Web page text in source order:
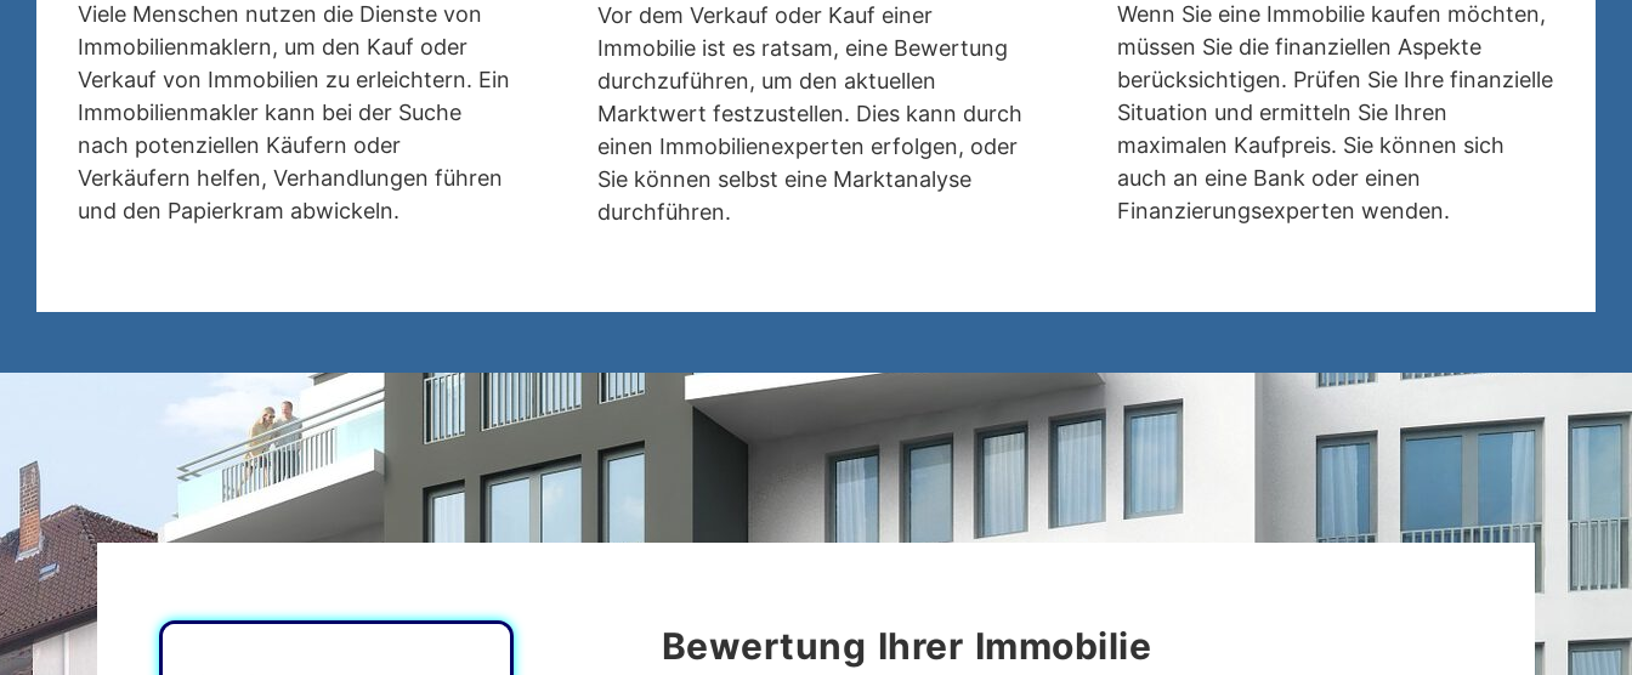
Viele Menschen nutzen die Dienste von
Immobilienmaklern, um den Kauf oder
Verkauf von Immobilien zu erleichtern. Ein
Immobilienmakler kann bei der Suche
nach potenziellen Käufern oder
Verkäufern helfen, Verhandlungen führen
und den Papierkram abwickeln.
Vor dem Verkauf oder Kauf einer
Immobilie ist es ratsam, eine Bewertung
durchzuführen, um den aktuellen
Marktwert festzustellen. Dies kann durch
einen Immobilienexperten erfolgen, oder
Sie können selbst eine Marktanalyse
durchführen.
Wenn Sie eine Immobilie kaufen möchten,
müssen Sie die finanziellen Aspekte
berücksichtigen. Prüfen Sie Ihre finanzielle
Situation und ermitteln Sie Ihren
maximalen Kaufpreis. Sie können sich
auch an eine Bank oder einen
Finanzierungsexperten wenden.
Bewertung Ihrer Immobilie